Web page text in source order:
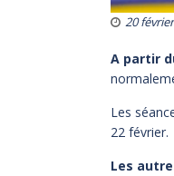
20
A partir
Les
22 février.
Les